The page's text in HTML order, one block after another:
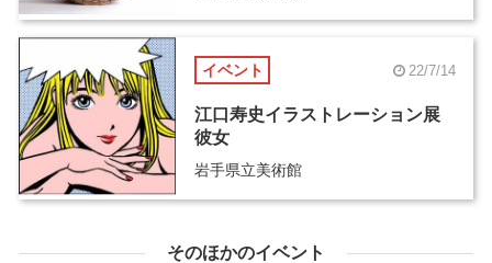
イベント 22/7/14
江口寿史イラストレーション展
彼女
岩手県立美術館
そのほかのイベント